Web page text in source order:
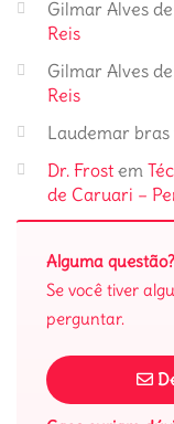
Gilmar Alves
Reis
Gilmar Alves
Reis
Laudemar bras
Dr. Frost em
de Caruari –
Alguma questão?
Se você tiver
perguntar.